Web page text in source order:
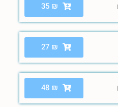
35 ₪
27 ₪
48 ₪